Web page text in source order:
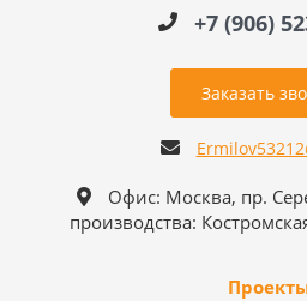
+7 (906)
Заказать
Офис: Москва, пр.
производства: